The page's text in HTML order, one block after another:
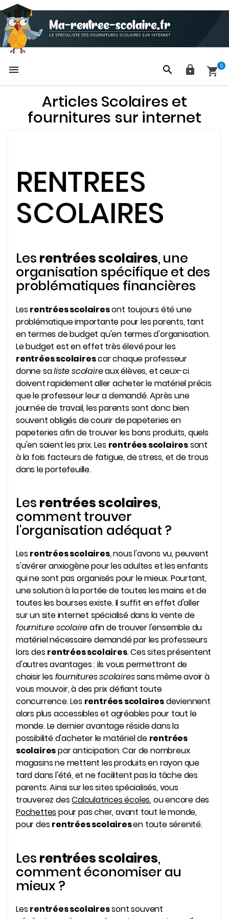
    0
Articles Scolaires et
fournitures sur internet
RENTREES
SCOLAIRES
Les rentrées scolaires, une
organisation spécifique et des
problématiques financières
Lesrentrées scolairesont toujours été une
problématique importante pour les parents, tant
en termes de budget qu'en termes d'organisation.
Le budget est en effet très élevé pour les
rentrées scolairescar chaque professeur
donne saliste scolaireaux élèves, et ceux-ci
doivent rapidement aller acheter le matériel précis
que le professeur leur a demandé. Après une
journée de travail, les parents sont donc bien
souvent obligés de courir de papeteries en
papeteries afin de trouver les bons produits, quels
qu'en soient les prix. Les rentrées scolairessont
à la fois facteurs de fatigue, de stress, et de trous
dans le portefeuille.
Les rentrées scolaires,
comment trouver
l'organisation adéquat ?
Lesrentrées scolaires, nous l'avons vu, peuvent
s'avérer anxiogène pour les adultes et les enfants
qui ne sont pas organisés pour le mieux. Pourtant,
une solution à la portée de toutes les mains et de
toutes les bourses existe. Il suffit en effet d'aller
sur un site internet spécialisé dans la vente de
fourniture scolaireafin de trouver l'ensemble du
matériel nécessaire demandé par les professeurs
lors desrentrées scolaires. Ces sites présentent
d'autres avantages : ils vous permettront de
choisir lesfournitures scolairessans même avoir à
vous mouvoir, à des prix défiant toute
concurrence. Les rentrées scolairesdeviennent
alors plus accessibles et agréables pour tout le
monde. Le dernier avantage réside dans la
possibilité d'acheter le matériel de rentrées
scolairespar anticipation. Car de nombreux
magasins ne mettent les produits en rayon que
tard dans l'été, et ne facilitent pas la tâche des
parents. Ainsi sur les sites spécialisés, vous
trouverez desCalculatrices écoles, ou encore des
Pochettespour pas cher, avant tout le monde,
pour desrentrées scolairesen toute sérenité.
Les rentrées scolaires,
comment économiser au
mieux ?
Lesrentrées scolairessont souvent